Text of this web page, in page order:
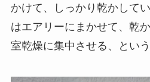
かけて、しっかり乾かして
はエアリーにまかせて、乾
室乾燥に集中させる、という